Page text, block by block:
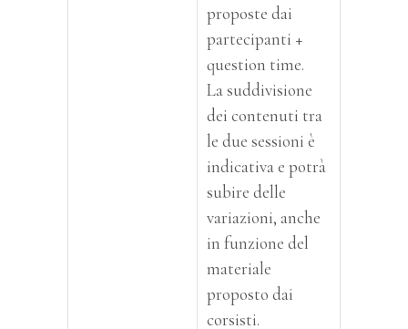
proposte dai
partecipanti +
question time.
La suddivisione
dei contenuti tra
le due sessioni è
indicativa e potrà
subire delle
variazioni, anche
in funzione del
materiale
proposto dai
corsisti.